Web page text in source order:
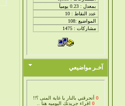
آخـر مواضيعي
0 اقراء جريدتك اليوميه هنا ..
0 استشارات نفسية